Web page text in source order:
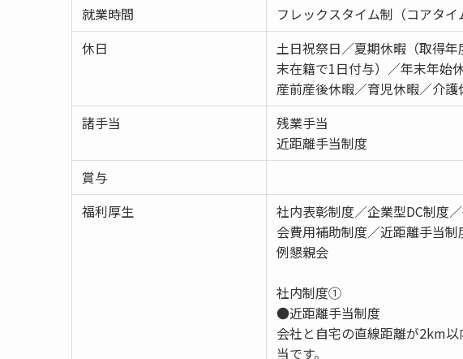
就業時間
フレックスタイム制（コアタイ
休日
土日祝祭日／夏期休暇（取得
末在籍で1日付与）／年末年始
産前産後休暇／育児休暇／介護
諸手当
残業手当
近距離手当制度
賞与
福利厚生
社内表彰制度／企業型DC制度
会費用補助制度／近距離手当
例懇親会
社内制度①
●近距離手当制度
会社と自宅の直線距離が2km
当です。